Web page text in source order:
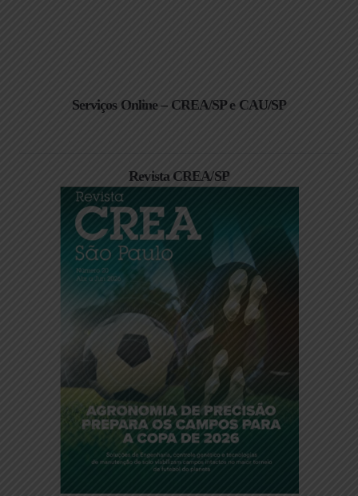
Serviços Online – CREA/SP e CAU/SP
Revista CREA/SP